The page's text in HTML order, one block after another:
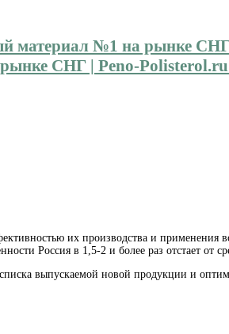
СНГ | Peno-
их производства и применения
Россия в 1,5-2 и более раз отстает от
выпускаемой новой продукции и